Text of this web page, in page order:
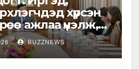
хүрсэн
ажлаа үнэлж,
тайлагнадаг
BUZZNEWS